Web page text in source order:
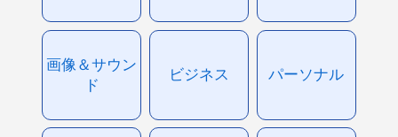
画像＆サウン
ド
ビジネス パーソナル